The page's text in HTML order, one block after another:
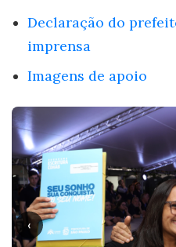
Declaração do
imprensa
Imagens de apoio
‹